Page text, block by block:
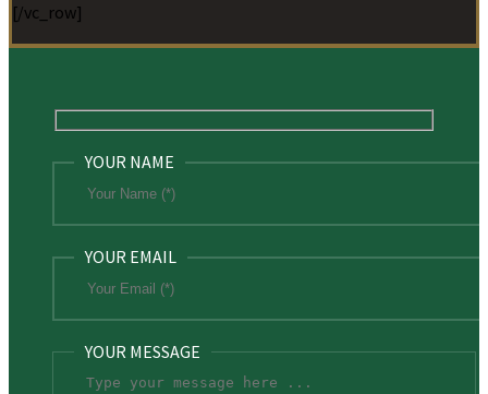
[/vc_row]
YOUR NAME
YOUR EMAIL
YOUR MESSAGE